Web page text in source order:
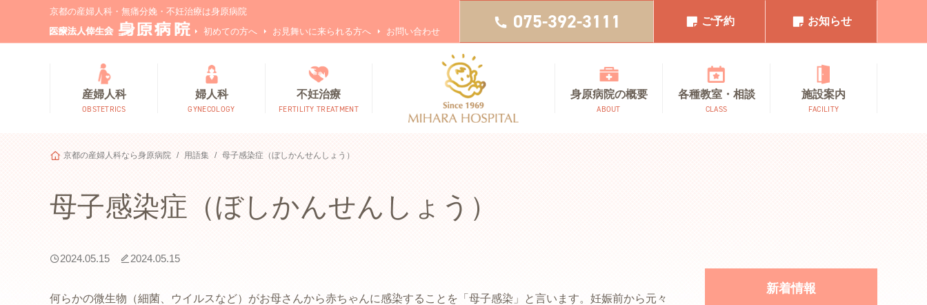
京都の産婦人科・無痛分娩・不妊治療は身原病院
初めての方へ
お見舞いに来られる方へ お問い合わせ 075-392-3111 ご予約 お知らせ
産婦人科
OBSTETRICS
婦人科
GYNECOLOGY
不妊治療
FERTILITY TREATMENT
身原病院の概要
ABOUT
各種教室・相談
CLASS
施設案内
FACILITY
京都の産婦人科なら身原病院 用語集 母子感染症（ぼしかんせんしょう）
母子感染症（ぼしかんせんしょう）
2024.05.15 2024.05.15
何らかの微生物（細菌、ウイルスなど）がお母さんから赤ちゃんに感染することを「母子感染」と言います。妊娠前から元々
新着情報